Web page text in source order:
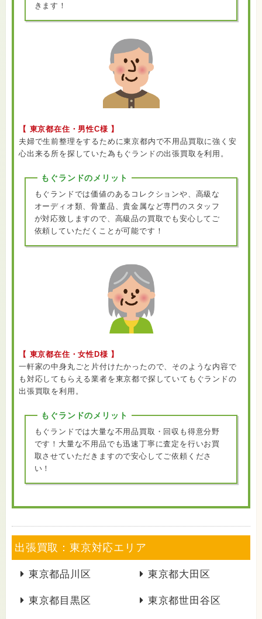
きます！
【 東京都在住・男性C様 】
夫婦で生前整理をするために東京都内で不用品買取に強く安
心出来る所を探していた為もぐランドの出張買取を利用。
もぐランドのメリット
もぐランドでは価値のあるコレクションや、高級な
オーディオ類、骨董品、貴金属など専門のスタッフ
が対応致しますので、高級品の買取でも安心してご
依頼していただくことが可能です！
【 東京都在住・女性D様 】
一軒家の中身丸ごと片付けたかったので、そのような内容で
も対応してもらえる業者を東京都で探していてもぐランドの
出張買取を利用。
もぐランドのメリット
もぐランドでは大量な不用品買取・回収も得意分野
です！大量な不用品でも迅速丁寧に査定を行いお買
取させていただきますので安心してご依頼くださ
い！
出張買取：東京対応エリア
東京都品川区 東京都大田区
東京都目黒区 東京都世田谷区